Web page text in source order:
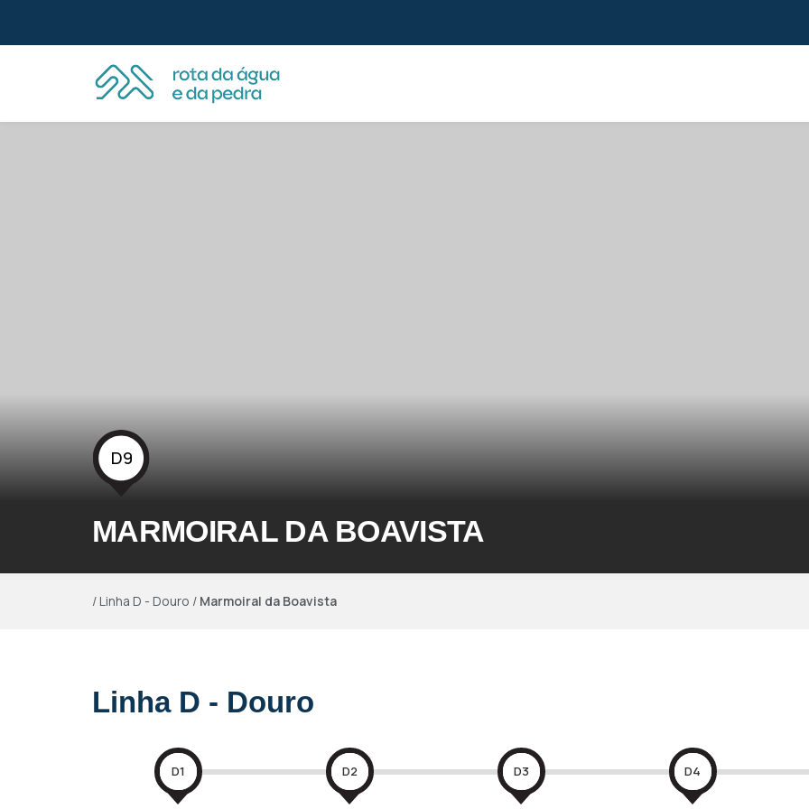
D9
MARMOIRAL DA BOAVISTA
/Linha D - Douro / Marmoiral da Boavista
Linha D - Douro
D1 D2 D3 D4